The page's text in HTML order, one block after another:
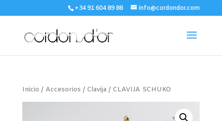
+34 91 604 89 88 info@cordondor.com
Inicio / Accesorios / Clavija/ CLAVIJA SCHUKO